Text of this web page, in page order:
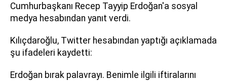
Cumhurbaşkanı Recep Tayyip Erdoğan'a sosyal
medya hesabından yanıt verdi.
Kılıçdaroğlu, Twitter hesabından yaptığı açıklamada
şu ifadeleri kaydetti:
Erdoğan bırak palavrayı. Benimle ilgili iftiralarını